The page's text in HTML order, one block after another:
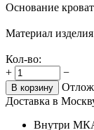
Основание
Материал
Кол-во:
+
−
В корзину
Доставка в
Внутри